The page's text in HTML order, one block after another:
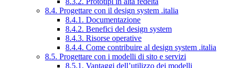
8.4. Progettare con il design system .italia
8.4.1. Documentazione
8.4.2. Benefici del design system
8.4.3. Risorse operative
8.4.4. Come contribuire al design system .italia
8.5. Progettare con i modelli di sito e servizi
8.5.1. Vantaggi dell’utilizzo dei modelli